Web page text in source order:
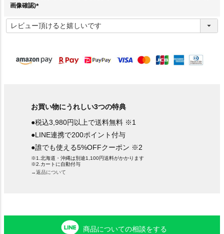
画像確認)
必
須
お買い物にうれしい3つの特典
●税込3,980円以上で送料無料 ※1
●LINE連携で200ポイント付与
●誰でも使える5%OFFクーポン ※2
※1.北海道・沖縄は別途1,100円送料がかかります
※2.カートに自動付与
→返品について
商品についての相談をする